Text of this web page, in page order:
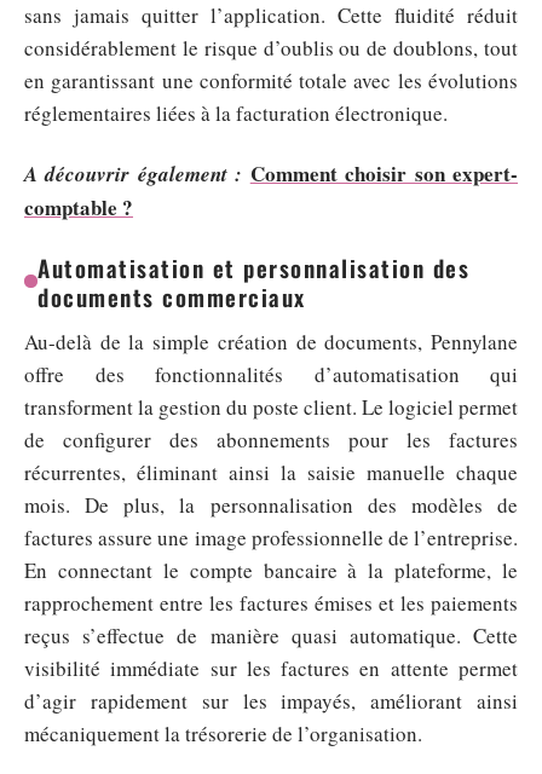
sans jamais quitter l’application. Cette fluidité réduit
considérablement le risque d’oublis ou de doublons, tout
en garantissant une conformité totale avec les évolutions
réglementaires liées à la facturation électronique.
A découvrir également : Comment choisir son expert-
comptable ?
Automatisation et personnalisation des
documents commerciaux
Au-delà de la simple création de documents, Pennylane
offre des fonctionnalités d’automatisation qui
transforment la gestion du poste client. Le logiciel permet
de configurer des abonnements pour les factures
récurrentes, éliminant ainsi la saisie manuelle chaque
mois. De plus, la personnalisation des modèles de
factures assure une image professionnelle de l’entreprise.
En connectant le compte bancaire à la plateforme, le
rapprochement entre les factures émises et les paiements
reçus s’effectue de manière quasi automatique. Cette
visibilité immédiate sur les factures en attente permet
d’agir rapidement sur les impayés, améliorant ainsi
mécaniquement la trésorerie de l’organisation.